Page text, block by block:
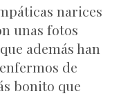
narices
unas fotos
además han
de
bonito que